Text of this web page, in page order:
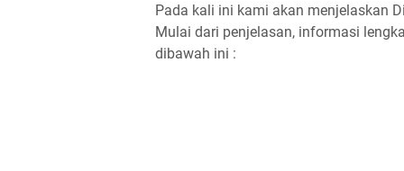
Pada kali ini kami akan menjelaskan
Mulai dari penjelasan, informasi
dibawah ini :